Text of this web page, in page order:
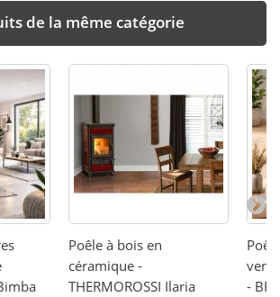
de la même catégorie
Poêle à bois en
céramique -
THERMOROSSI Ilaria
-